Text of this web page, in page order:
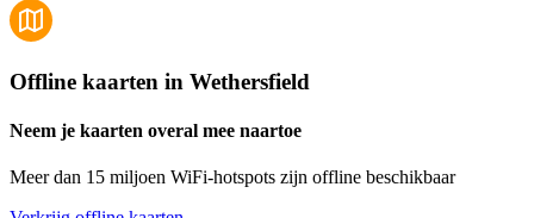
Offline kaarten in Wethersfield
Neem je kaarten overal mee naartoe
Meer dan 15 miljoen WiFi-hotspots zijn offline beschikbaar